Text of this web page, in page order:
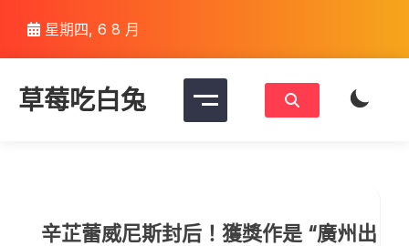
content
星期四, 6 8 月
草莓吃白兔
辛芷蕾威尼斯封后！獲獎作是 “廣州出